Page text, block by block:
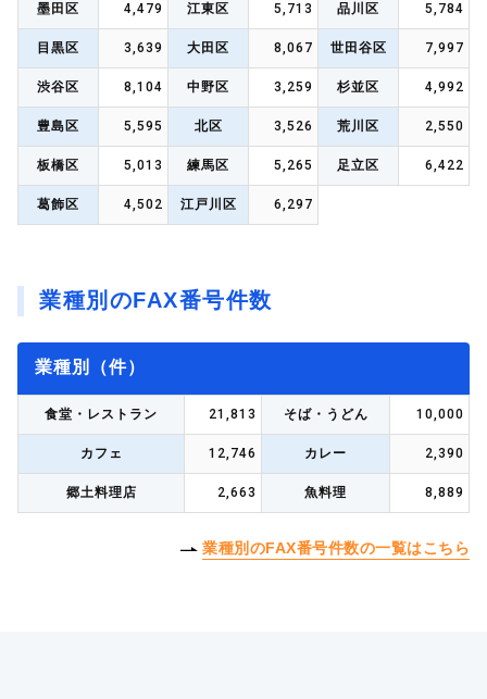
墨田区 4,479 江東区 5,713 品川区 5,784
目黒区 3,639 大田区 8,067 世田谷区 7,997
渋谷区 8,104 中野区 3,259 杉並区 4,992
豊島区 5,595 北区 3,526 荒川区 2,550
板橋区 5,013 練馬区 5,265 足立区 6,422
葛飾区 4,502 江戸川区 6,297
業種別のFAX番号件数
業種別（件）
食堂・レストラン 21,813 そば・うどん 10,000
カフェ 12,746 カレー 2,390
郷土料理店 2,663 魚料理 8,889
業種別のFAX番号件数の一覧はこちら